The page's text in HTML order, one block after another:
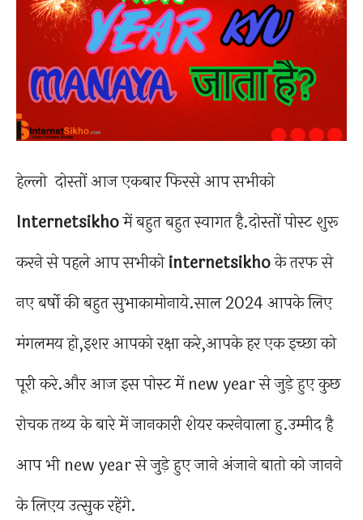
हेल्लो दोस्तों आज एकबार फिरसे आप सभीको
Internetsikhoमें बहुत बहुत स्वागत है.दोस्तों पोस्ट शुरू
करने से पहले आप सभीकोinternetsikhoके तरफ से
नए बर्षो की बहुत सुभाकामोनाये.साल 2024 आपके लिए
मंगलमय हो,इशर आपको रक्षा करे,आपके हर एक इच्छा को
पूरी करे.और आज इस पोस्ट में new year से जुड़े हुए कुछ
रोचक तथ्य के बारे में जानकारी शेयर करनेवाला हु.उम्मीद है
आप भी new year से जुड़े हुए जाने अंजाने बातो को जानने
के लिएय उत्सुक रहेंगे.